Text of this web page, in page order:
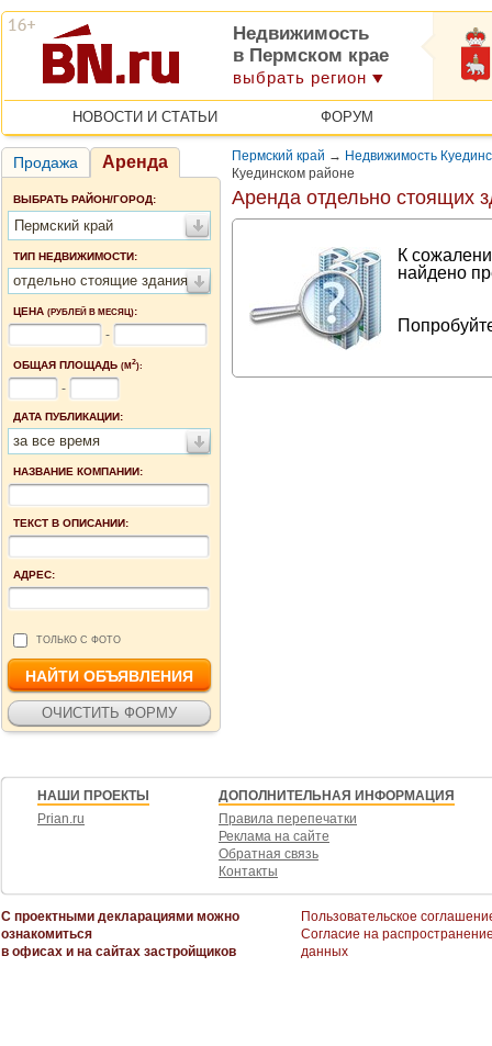
Недвижимость
в Пермском крае
выбрать регион
НОВОСТИ И СТАТЬИ ФОРУМ
Продажа Аренда
ВЫБРАТЬ РАЙОН/ГОРОД:
Пермский край
ТИП НЕДВИЖИМОСТИ:
отдельно стоящие здания
ЦЕНА (РУБЛЕЙ В МЕСЯЦ):
-
ОБЩАЯ ПЛОЩАДЬ (М2):
-
ДАТА ПУБЛИКАЦИИ:
за все время
НАЗВАНИЕ КОМПАНИИ:
ТЕКСТ В ОПИСАНИИ:
АДРЕС:
ТОЛЬКО С ФОТО
Пермский край → Недвижимость
Куединском районе
Аренда отдельно стоящих
К
найдено
НАШИ ПРОЕКТЫ
Prian.ru
ДОПОЛНИТЕЛЬНАЯ ИНФОРМАЦИЯ
Правила перепечатки
Реклама на сайте
Обратная связь
Контакты
С проектными декларациями можно
ознакомиться
в офисах и на сайтах застройщиков
Пользовательское
Согласие на
данных